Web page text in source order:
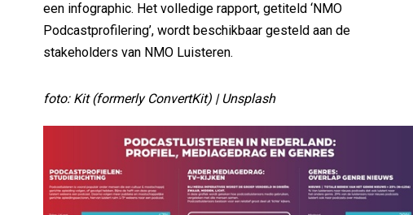
een infographic. Het volledige rapport, getiteld ‘NMO
Podcastprofilering’, wordt beschikbaar gesteld aan de
stakeholders van NMO Luisteren.
foto: Kit (formerly ConvertKit) | Unsplash